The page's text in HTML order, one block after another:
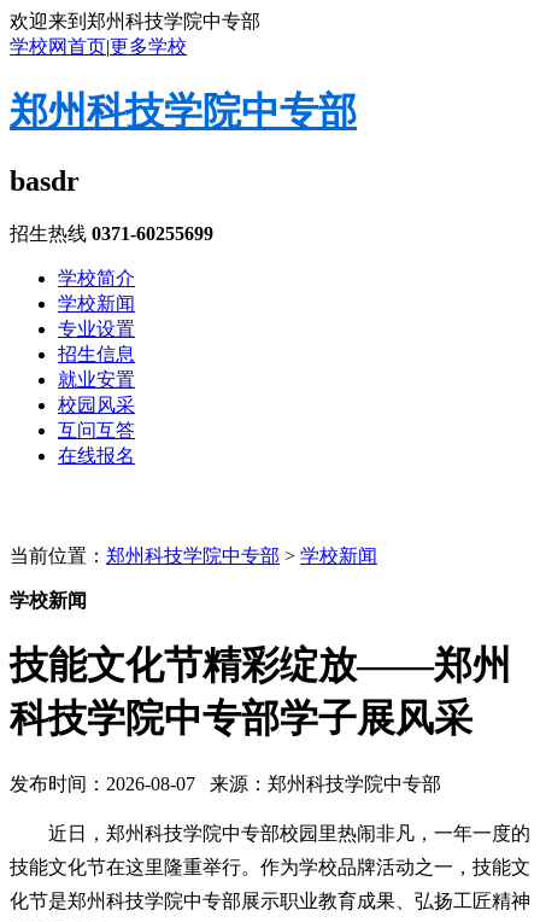
欢迎来到郑州科技学院中专部
学校网首页|更多学校
郑州科技学院中专部
basdr
招生热线 0371-60255699
学校简介
学校新闻
专业设置
招生信息
就业安置
校园风采
互问互答
在线报名
当前位置： 郑州科技学院中专部 > 学校新闻
学校新闻
技能文化节精彩绽放——郑州
科技学院中专部学子展风采
发布时间：2026-08-07 来源：郑州科技学院中专部
近日，郑州科技学院中专部校园里热闹非凡，一年一度的
技能文化节在这里隆重举行。作为学校品牌活动之一，技能文
化节是郑州科技学院中专部展示职业教育成果、弘扬工匠精神